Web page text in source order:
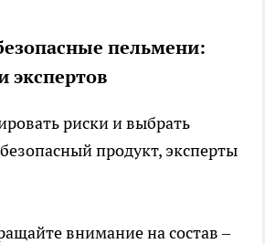
пельмени:
экспертов
риски и выбрать
продукт, эксперты
внимание на состав –